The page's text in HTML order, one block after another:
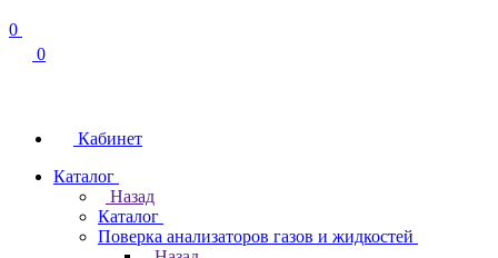
0
0
Кабинет
Каталог
Назад
Каталог
Поверка анализаторов газов и жидкостей